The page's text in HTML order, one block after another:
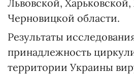
Львовской,
Черновицкой области.
Результаты
принадлежность
территории Украины